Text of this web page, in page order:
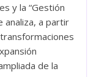
y la “Gestión
analiza, a partir
de la